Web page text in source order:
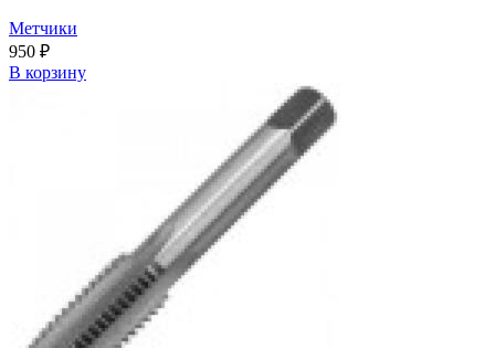
Метчики
950 ₽
В корзину